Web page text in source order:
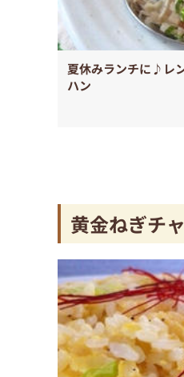
夏休みランチに♪レ
ハン
黄金ねぎチ